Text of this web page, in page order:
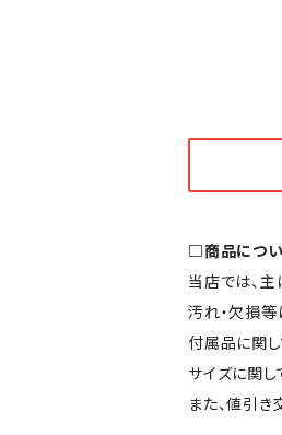
□商品につ
当店では、主
汚れ・欠損
付属品に関
サイズに関し
また、値引き